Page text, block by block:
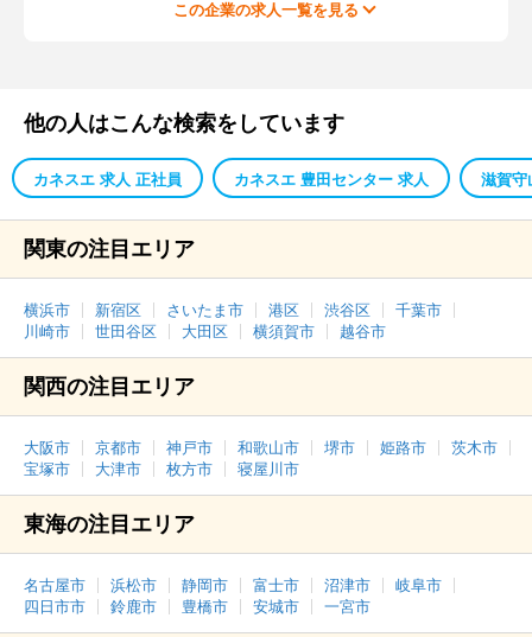
この企業の求人一覧を見る
他の人はこんな検索をしています
カネスエ 求人 正社員 カネスエ 豊田センター 求人 滋賀守
関東の注目エリア
横浜市 新宿区 さいたま市 港区 渋谷区
千葉市
川崎市
世田谷区 大田区 横須賀市 越谷市
関西の注目エリア
大阪市 京都市 神戸市 和歌山市 堺市 姫路市
茨木市
宝塚市
大津市 枚方市 寝屋川市
東海の注目エリア
名古屋市 浜松市 静岡市 富士市 沼津市
岐阜市
四日市市
鈴鹿市 豊橋市 安城市 一宮市